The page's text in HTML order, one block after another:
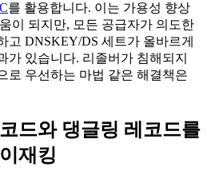
를 활용합니다. 이는 가용성 향상
이 되지만, 모든 공급자가 의도한
고 DNSKEY/DS 세트가 올바르게
가 있습니다. 리졸버가 침해되지
로 우선하는 마법 같은 해결책은
드와 댕글링 레코드를
재킹